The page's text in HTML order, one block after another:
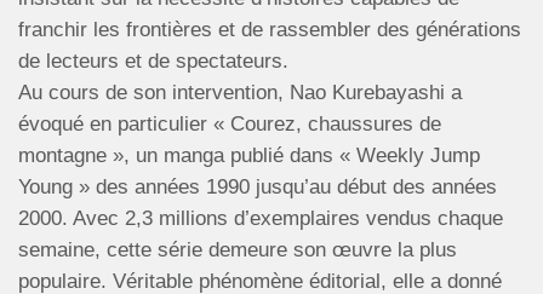
franchir les frontières et de rassembler des générations
de lecteurs et de spectateurs.
Au cours de son intervention, Nao Kurebayashi a
évoqué en particulier « Courez, chaussures de
montagne », un manga publié dans « Weekly Jump
Young » des années 1990 jusqu’au début des années
2000. Avec 2,3 millions d’exemplaires vendus chaque
semaine, cette série demeure son œuvre la plus
populaire. Véritable phénomène éditorial, elle a donné